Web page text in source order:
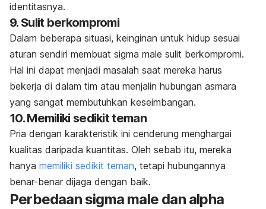
identitasnya.
9. Sulit berkompromi
Dalam beberapa situasi, keinginan untuk hidup sesuai
aturan sendiri membuat sigma male sulit berkompromi.
Hal ini dapat menjadi masalah saat mereka harus
bekerja di dalam tim atau menjalin hubungan asmara
yang sangat membutuhkan keseimbangan.
10. Memiliki sedikit teman
Pria dengan karakteristik ini cenderung menghargai
kualitas daripada kuantitas. Oleh sebab itu, mereka
hanya memiliki sedikit teman, tetapi hubungannya
benar-benar dijaga dengan baik.
Perbedaansigma male dan alpha